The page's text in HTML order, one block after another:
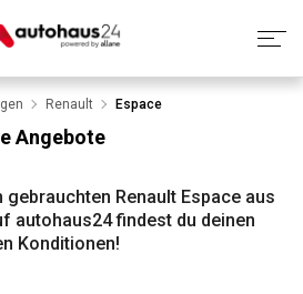
& Antworten
die Inzahlungnahme
Renault Espace
Angebote
Renault Espace aus
autohaus24 findest du deinen
Konditionen!